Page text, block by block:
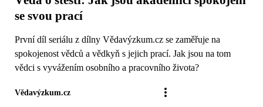
se svou prací
První díl seriálu z dílny Vědavýzkum.cz se zaměřuje na
spokojenost vědců a vědkyň s jejich prací. Jak jsou na tom
vědci s vyvážením osobního a pracovního života?
Vědavýzkum.cz